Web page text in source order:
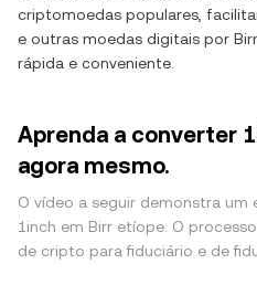
criptomoedas populares,
e outras moedas digitais por
rápida e conveniente.
Aprenda a converter
agora mesmo.
O vídeo a seguir demonstra um
1inch em Birr etíope. O
de cripto para fiduciário e de